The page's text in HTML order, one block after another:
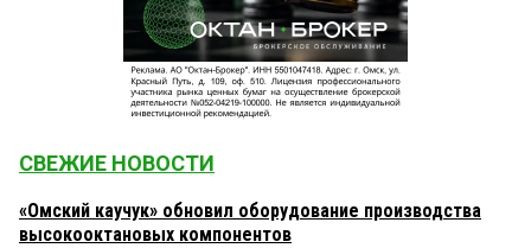
СВЕЖИЕ НОВОСТИ
«Омский каучук» обновил оборудование производства
высокооктановых компонентов